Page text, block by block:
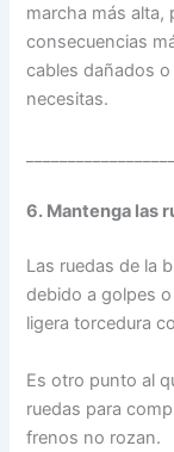
marcha más alta,
consecuencias
cables dañados
necesitas.
6. Mantenga las
Las ruedas de la
debido a golpes
ligera torcedura
Es otro punto al
ruedas para
frenos no rozan.